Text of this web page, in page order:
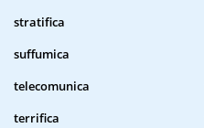
stratifica
suffumica
telecomunica
terrifica